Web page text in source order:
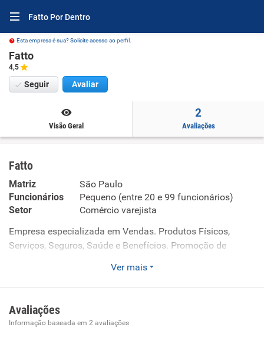
Fatto Por Dentro
Esta empresa é sua? Solicite acesso ao perfil.
Fatto
4,5
Seguir Avaliar
Visão Geral
2
Avaliações
Fatto
Matriz
São Paulo
Funcionários
Pequeno (entre 20 e 99 funcionários)
Setor
Comércio varejista
Empresa especializada em Vendas. Produtos Físicos,
Serviços, Seguros, Saúde e Benefícios. Promoção de
Ver mais
Avaliações
Informação baseada em 2 avaliações